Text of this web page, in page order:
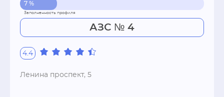
7 %
АЗС № 4
4.4
Ленина проспект, 5